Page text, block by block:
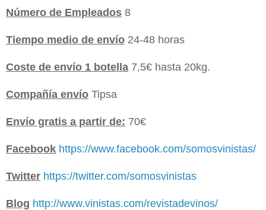
Número de Empleados 8
Tiempo medio de envío 24-48 horas
Coste de envío 1 botella 7,5€ hasta 20kg.
Compañía envío Tipsa
Envío gratis a partir de: 70€
Facebook https://www.facebook.com/somosvinistas/
Twitter https://twitter.com/somosvinistas
Blog http://www.vinistas.com/revistadevinos/